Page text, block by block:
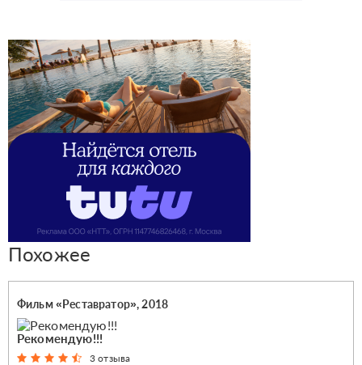
Похожее
Фильм «Реставратор», 2018
Рекомендую!!!
3 отзыва